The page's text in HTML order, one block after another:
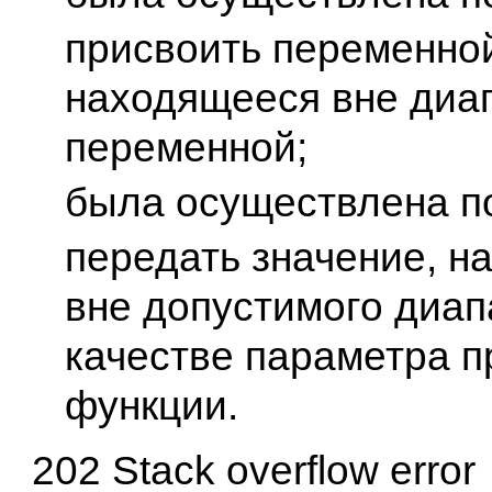
присвоить
находящееся вне
переменной;
была осуществлена
передать значение,
вне допустимого
качестве параметра
функции.
202 Stack overflow error